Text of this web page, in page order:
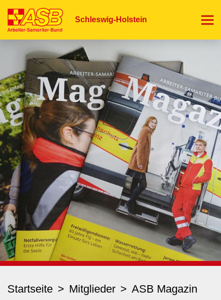
zum
Schleswig-Holstein
Startseite Mitglieder ASB Magazin